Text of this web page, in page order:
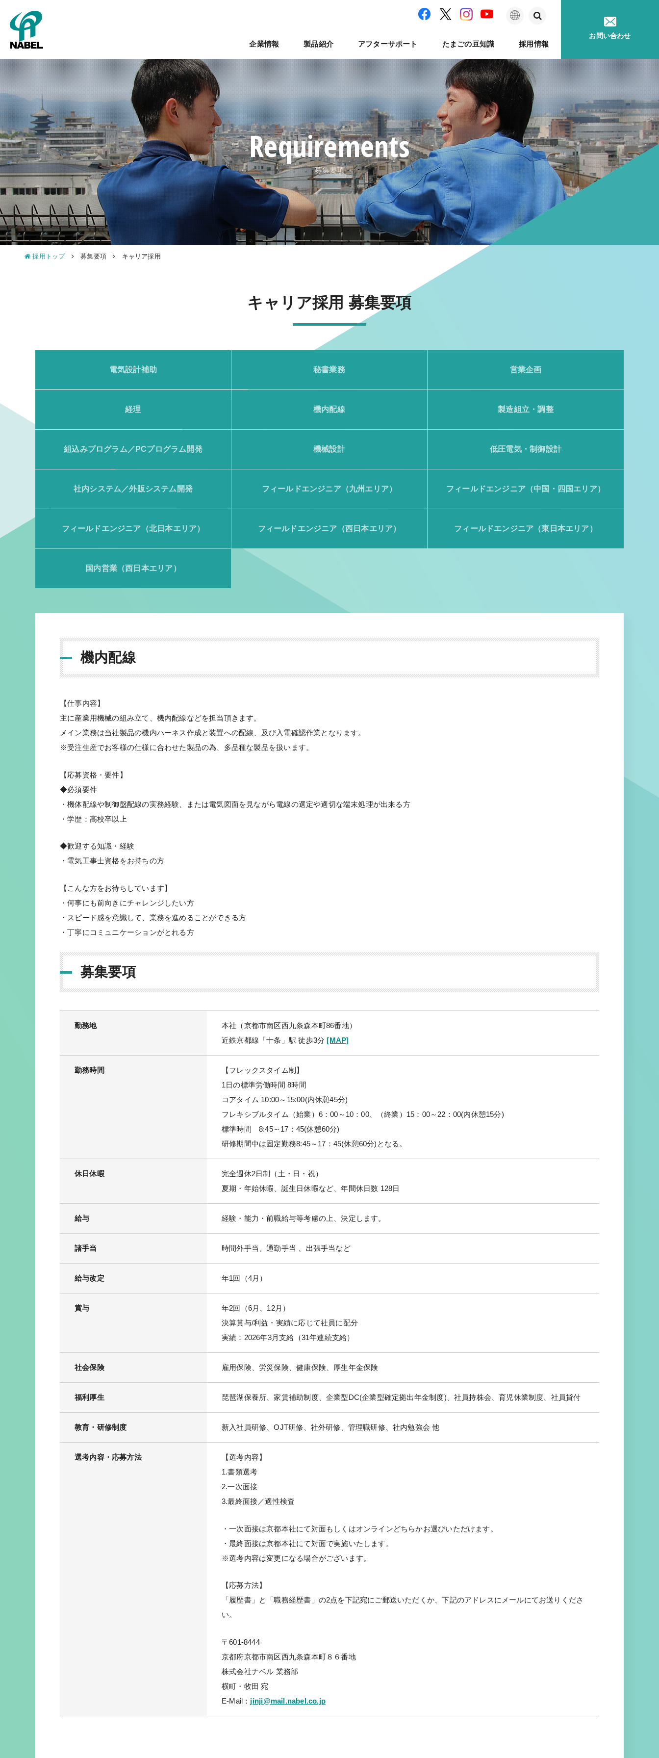
企業情報
会社概要 経営理念 拠点紹介 世界展開 ナベルネットワーク ナベルのあゆみ
製品紹介
SMART Cube パッキング グレーディング タワー型システム 検査装置 集卵装置 パレット輸送システム 種鶏孵卵 卵質測定 ソフトウェア 印字機
アフターサポート たまごの豆知識
コラム 卵事例ハンドブック 卵が届くまで
採用情報
新卒採用 キャリア採用 パート・アルバイト採用 社員インタビュー よくある質問 メッセージ 採用に関するお問い合わせ
語
お問い合わせ
Requirements
募集要項
採用トップ 募集要項 キャリア採用
キャリア採用 募集要項
電気設計補助 秘書業務 営業企画
経理 機内配線 製造組立・調整
組込みプログラム／PCプログラム開発 機械設計 低圧電気・制御設計
社内システム／外販システム開発 フィールドエンジニア（九州エリア） フィールドエンジニア（中国・四国エリア）
フィールドエンジニア（北日本エリア） フィールドエンジニア（西日本エリア） フィールドエンジニア（東日本エリア）
国内営業（西日本エリア）
機内配線
【仕事内容】
主に産業用機械の組み立て、機内配線などを担当頂きます。
メイン業務は当社製品の機内ハーネス作成と装置への配線、及び入電確認作業となります。
※受注生産でお客様の仕様に合わせた製品の為、多品種な製品を扱います。
【応募資格・要件】
◆必須要件
・機体配線や制御盤配線の実務経験、または電気図面を見ながら電線の選定や適切な端末処理が出来る方
・学歴：高校卒以上
◆歓迎する知識・経験
・電気工事士資格をお持ちの方
【こんな方をお待ちしています】
・何事にも前向きにチャレンジしたい方
・スピード感を意識して、業務を進めることができる方
・丁寧にコミュニケーションがとれる方
募集要項
勤務地
本社（京都市南区西九条森本町86番地）
近鉄京都線「十条」駅 徒歩3分[MAP]
勤務時間
【フレックスタイム制】
1日の標準労働時間 8時間
コアタイム 10:00～15:00(内休憩45分)
フレキシブルタイム（始業）6：00～10：00、（終業）15：00～22：00(内休憩15分)
標準時間 8:45～17：45(休憩60分)
研修期間中は固定勤務8:45～17：45(休憩60分)となる。
休日休暇
完全週休2日制（土・日・祝）
夏期・年始休暇、誕生日休暇など、年間休日数 128日
給与 経験・能力・前職給与等考慮の上、決定します。
諸手当 時間外手当、通勤手当 、出張手当など
給与改定 年1回（4月）
賞与
年2回（6月、12月）
決算賞与/利益・実績に応じて社員に配分
実績：2026年3月支給（31年連続支給）
社会保険 雇用保険、労災保険、健康保険、厚生年金保険
福利厚生 琵琶湖保養所、家賃補助制度、企業型DC(企業型確定拠出年金制度)、社員持株会、育児休業制度、社員貸付
教育・研修制度 新入社員研修、OJT研修、社外研修、管理職研修、社内勉強会 他
選考内容・応募方法
【選考内容】
1.書類選考
2.一次面接
3.最終面接／適性検査
・一次面接は京都本社にて対面もしくはオンラインどちらかお選びいただけます。
・最終面接は京都本社にて対面で実施いたします。
※選考内容は変更になる場合がございます。
【応募方法】
「履歴書」と「職務経歴書」の2点を下記宛にご郵送いただくか、下記のアドレスにメールにてお送りくださ
い。
〒601-8444
京都府京都市南区西九条森本町８６番地
株式会社ナベル 業務部
横町・牧田 宛
E-Mail： jinji@mail.nabel.co.jp